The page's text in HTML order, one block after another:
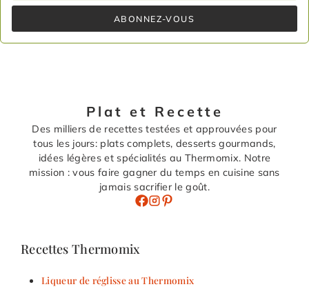
ABONNEZ-VOUS
Plat et Recette
Des milliers de recettes testées et approuvées pour
tous les jours: plats complets, desserts gourmands,
idées légères et spécialités au Thermomix. Notre
mission : vous faire gagner du temps en cuisine sans
jamais sacrifier le goût.
Recettes Thermomix
Liqueur de réglisse au Thermomix